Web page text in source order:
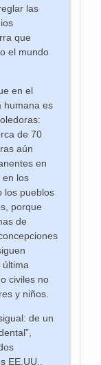
las
que
el mundo
en el
humana es
de 70
aún
en
en los
los pueblos
porque
de
civiles no
y niños.
de un
EE.UU.,